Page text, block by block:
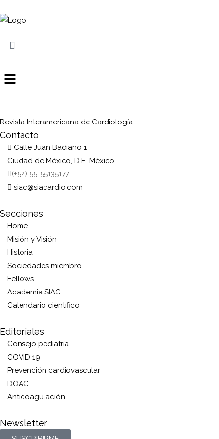
Revista Interamericana de Cardiología
Contacto
Calle Juan Badiano 1
Ciudad de México, D.F., México
(+52) 55-55135177
siac@siacardio.com
Secciones
Home
Misión y Visión
Historia
Sociedades miembro
Fellows
Academia SIAC
Calendario científico
Editoriales
Consejo pediatría
COVID 19
Prevención cardiovascular
DOAC
Anticoagulación
Newsletter